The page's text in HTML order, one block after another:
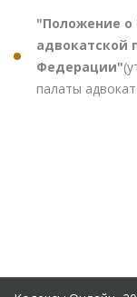
"Положение о
адвокатской
Федерации"
палаты